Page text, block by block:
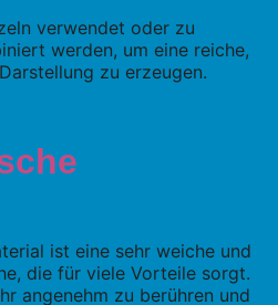
verwendet oder zu
werden, um eine reiche,
zu erzeugen.
ist eine sehr weiche und
die für viele Vorteile sorgt.
angenehm zu berühren und